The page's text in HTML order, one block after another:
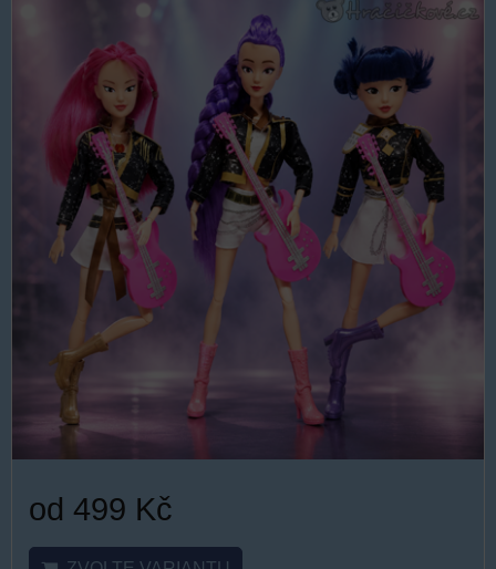
od 499 Kč